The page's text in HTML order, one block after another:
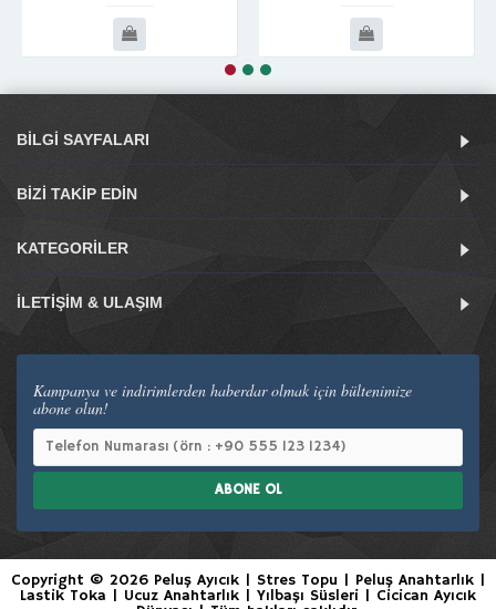
BILGI SAYFALARI
BIZI TAKIP EDIN
KATEGORILER
İLETIŞIM & ULAŞIM
Kampanya ve indirimlerden haberdar olmak için bültenimize
abone olun!
ABONE OL
Copyright © 2026 Peluş Ayıcık | Stres Topu | Peluş Anahtarlık |
Lastik Toka | Ucuz Anahtarlık | Yılbaşı Süsleri | Cicican Ayıcık